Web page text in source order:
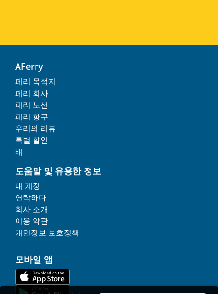
AFerry
페리 목적지
페리 회사
페리 노선
페리 항구
우리의 리뷰
특별 할인
배
도움말 및 유용한 정보
내 계정
연락하다
회사 소개
이용 약관
개인정보 보호정책
모바일 앱